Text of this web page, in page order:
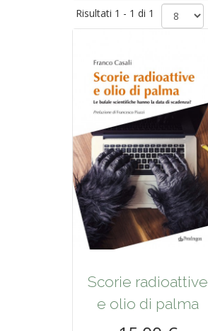
Risultati 1 - 1 di 1
Scorie radioattive
e olio di palma